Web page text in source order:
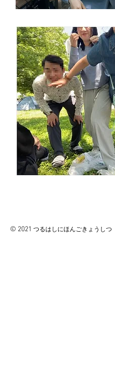
© 2021 つるはしにほんごきょうしつ